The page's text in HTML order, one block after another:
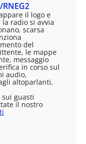
RNEG2
il logo e
la radio si avvia
scarsa
del
le mappe
messaggio
in corso sul
audio,
altoparlanti,
guasti
il nostro